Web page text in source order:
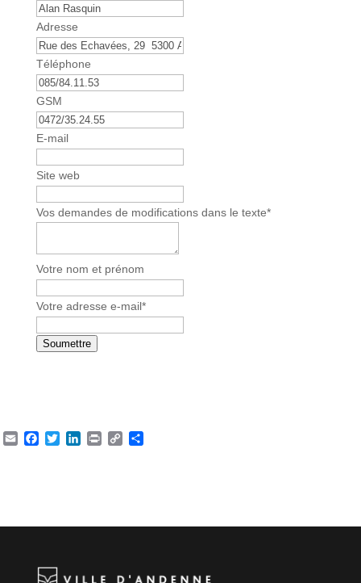
h
o
n
e
N
u
m
b
r
Adresse
Téléphone
GSM
E-mail
Site web
Vos demandes de modifications dans le texte*
Votre nom et prénom
Votre adresse e-mail*
Soumettre
EmailFacebook
TwitterLinkedIn
Print Copy